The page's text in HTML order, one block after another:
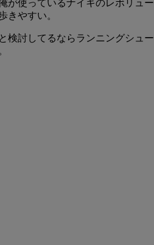
が使っているナイキのレボリュー
きやすい。
検討してるならランニングシュー